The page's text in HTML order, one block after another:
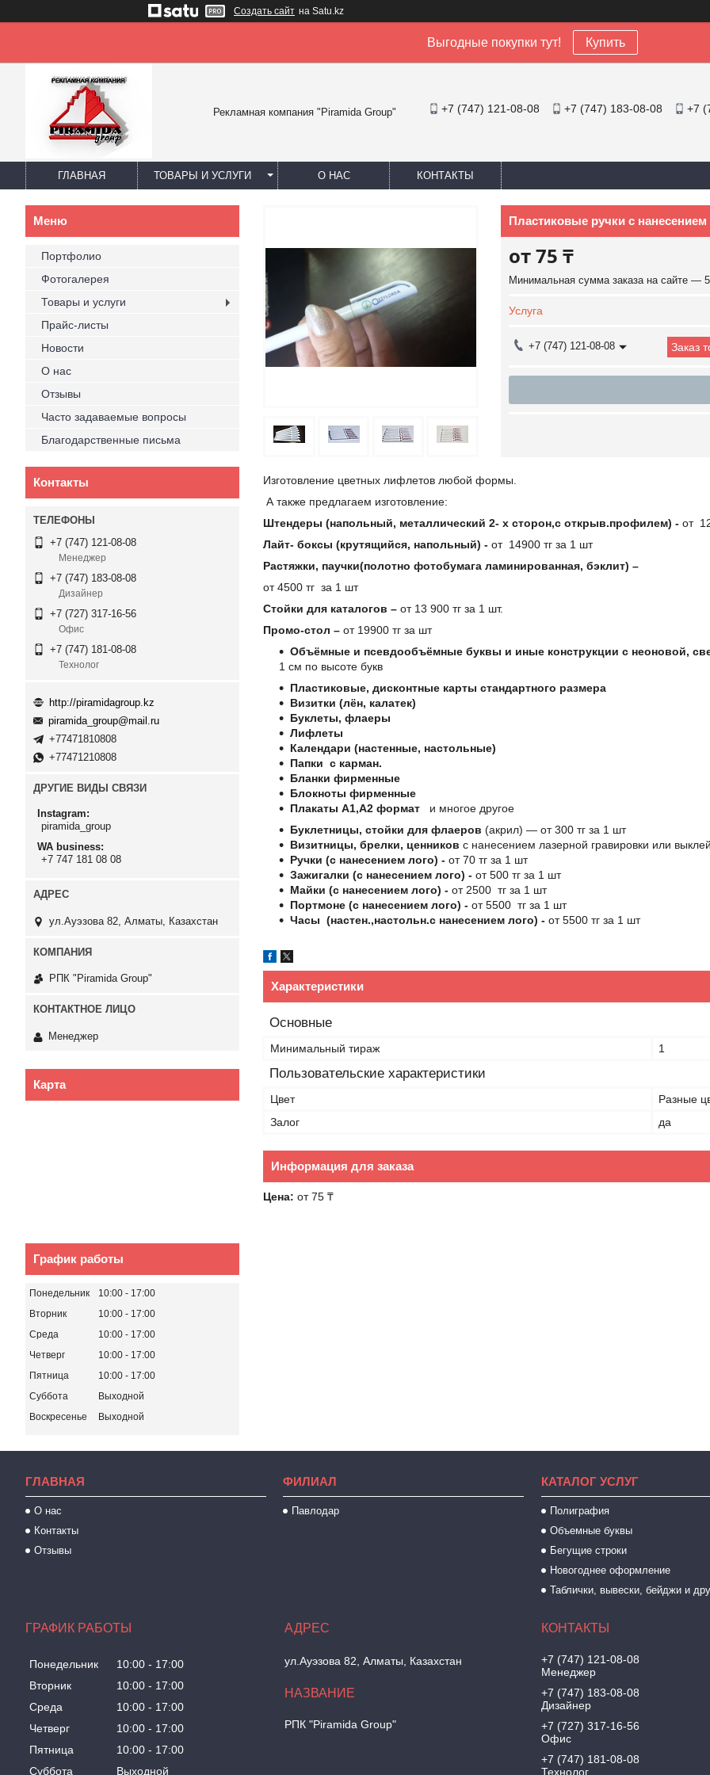
Создать сайт на Satu.kz
Выгодные покупки тут! Купить
Рекламная компания "Piramida Group" +7 (747) 121-08-08 +7 (747) 183-08-08 +7
ГЛАВНАЯ ТОВАРЫ И УСЛУГИ О НАС КОНТАКТЫ
Пластиковые ручки с
от75 ₸
Минимальная сумма заказа на сайте —
Услуга
+7 (747) 121-08-08 Заказ
Изготовление цветных лифлетов любой формы.
А также предлагаем изготовление:
Штендеры (напольный, металлический 2- х сторон,с открыв.профилем) - от
Лайт- боксы (крутящийся, напольный) - от 14900 тг за 1 шт
Растяжки, паучки(полотно фотобумага ламинированная, бэклит) –
от 4500 тг за 1 шт
Стойки для каталогов – от 13 900 тг за 1 шт.
Промо-стол – от 19900 тг за шт
Объёмные и псевдообъёмные буквы и иные конструкции с неоновой,
1 см по высоте букв
Пластиковые, дисконтные карты стандартного размера
Визитки (лён, калатек)
Буклеты, флаеры
Лифлеты
Календари (настенные, настольные)
Папки с карман.
Бланки фирменные
Блокноты фирменные
Плакаты А1,А2 формат и многое другое
Буклетницы, стойки для флаеров (акрил) ― от 300 тг за 1 шт
Визитницы, брелки, ценников с нанесением лазерной гравировки или
Ручки (с нанесением лого) - от 70 тг за 1 шт
Зажигалки (с нанесением лого) - от 500 тг за 1 шт
Майки (с нанесением лого) - от 2500 тг за 1 шт
Портмоне (с нанесением лого) - от 5500 тг за 1 шт
Часы (настен.,настольн.с нанесением лого) - от 5500 тг за 1 шт
Характеристики
Основные
Минимальный тираж 1
Пользовательские характеристики
Цвет
Разные
Залог
да
Информация для заказа
Цена: от 75 ₸
Портфолио
Фотогалерея
Товары и услуги
Прайс-листы
Новости
О нас
Отзывы
Часто задаваемые вопросы
Благодарственные письма
Контакты
+7 (747) 121-08-08
Менеджер
+7 (747) 183-08-08
Дизайнер
+7 (727) 317-16-56
Офис
+7 (747) 181-08-08
Технолог
http://piramidagroup.kz
piramida_group@mail.ru
+77471810808
+77471210808
ДРУГИЕ ВИДЫ СВЯЗИ
Instagram
piramida_group
WA business
+7 747 181 08 08
ул.Ауэзова 82, Алматы, Казахстан
РПК "Piramida Group"
Менеджер
Карта
График работы
Понедельник 10:00
17:00
Вторник
10:00
17:00
Среда
10:00
17:00
Четверг
10:00
17:00
Пятница
10:00
17:00
Суббота
Выходной
Воскресенье
Выходной
ГЛАВНАЯ
О нас
Контакты
Отзывы
ФИЛИАЛ
Павлодар
КАТАЛОГ УСЛУГ
Полиграфия
Объемные буквы
Бегущие строки
Новогоднее оформление
Таблички, вывески, бейджи и
ГРАФИК РАБОТЫ
Понедельник 10:00
17:00
Вторник
10:00
17:00
Среда
10:00
17:00
Четверг
10:00
17:00
Пятница
10:00
17:00
Суббота
Выходной
ул.Ауэзова 82, Алматы, Казахстан
РПК "Piramida Group"
+7 (747) 121-08-08
Менеджер
+7 (747) 183-08-08
Дизайнер
+7 (727) 317-16-56
Офис
+7 (747) 181-08-08
Технолог